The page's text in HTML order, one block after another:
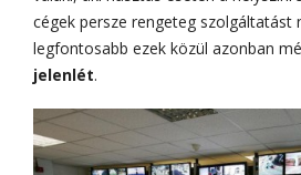
cégek persze rengeteg szolgáltatást
legfontosabb ezek közül azonban
jelenlét.